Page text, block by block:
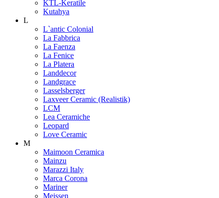
KTL-Keratile
Kutahya
L
L`antic Colonial
La Fabbrica
La Faenza
La Fenice
La Platera
Landdecor
Landgrace
Lasselsberger
Laxveer Ceramic (Realistik)
LCM
Lea Ceramiche
Leopard
Love Ceramic
M
Maimoon Ceramica
Mainzu
Marazzi Italy
Marca Corona
Mariner
Meissen